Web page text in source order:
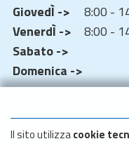
Il sito utilizzacookie
GiovedÌ ->
8:00 -
VenerdÌ ->
8:00 -
Sabato ->
Domenica ->